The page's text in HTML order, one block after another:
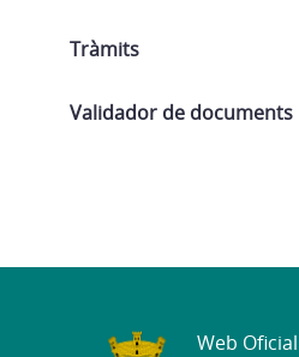
Tràmits
Validador de documents
Web